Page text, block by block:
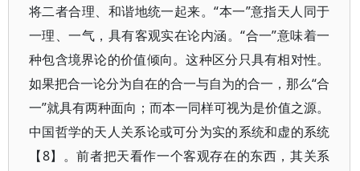
将二者合理、和谐地统一起来。“本一”意指天人同于
一理、一气，具有客观实在论内涵。“合一”意味着一
种包含境界论的价值倾向。这种区分只具有相对性。
如果把合一论分为自在的合一与自为的合一，那么“合
一”就具有两种面向；而本一同样可视为是价值之源。
中国哲学的天人关系论或可分为实的系统和虚的系统
【8】。前者把天看作一个客观存在的东西，其关系